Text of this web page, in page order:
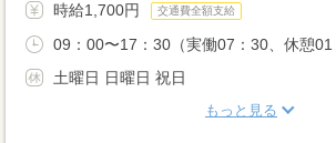
時給1,700円 交通費全額支給
09：00〜17：30（実働07：30、休憩01
土曜日 日曜日 祝日
もっと見る